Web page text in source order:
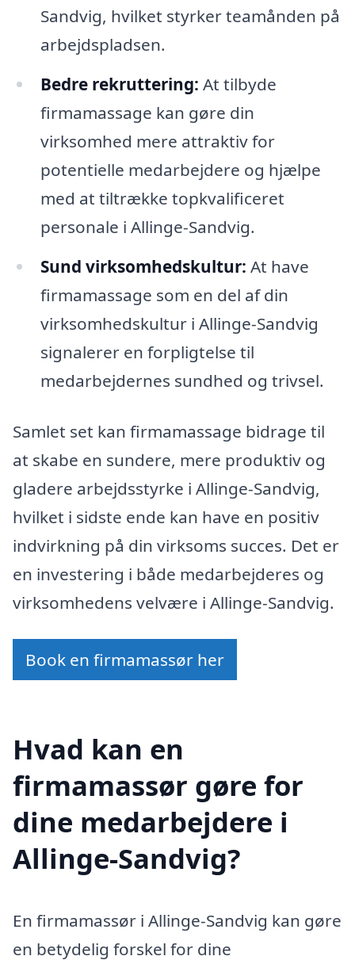
Sandvig, hvilket styrker teamånden på
arbejdspladsen.
Bedre rekruttering: At tilbyde
firmamassage kan gøre din
virksomhed mere attraktiv for
potentielle medarbejdere og hjælpe
med at tiltrække topkvalificeret
personale i Allinge-Sandvig.
Sund virksomhedskultur: At have
firmamassage som en del af din
virksomhedskultur i Allinge-Sandvig
signalerer en forpligtelse til
medarbejdernes sundhed og trivsel.
Samlet set kan firmamassage bidrage til
at skabe en sundere, mere produktiv og
gladere arbejdsstyrke i Allinge-Sandvig,
hvilket i sidste ende kan have en positiv
indvirkning på din virksoms succes. Det er
en investering i både medarbejderes og
virksomhedens velvære i Allinge-Sandvig.
Book en firmamassør her
Hvad kan en
firmamassør gøre for
dine medarbejdere i
Allinge-Sandvig?
En firmamassør i Allinge-Sandvig kan gøre
en betydelig forskel for dine